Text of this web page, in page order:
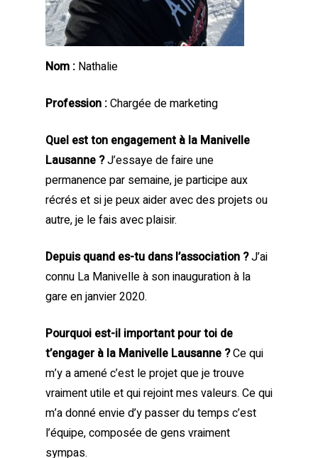
Nom : Nathalie
Profession :Chargée de marketing
Quel est ton engagement à la Manivelle
Lausanne ?J’essaye de faire une
permanence par semaine, je participe aux
récrés et si je peux aider avec des projets ou
autre, je le fais avec plaisir.
Depuis quand es-tu dans l’association ?J’ai
connu La Manivelle à son inauguration à la
gare en janvier 2020.
Pourquoi est-il important pour toi de
t’engager à la Manivelle Lausanne ?Ce qui
m’y a amené c’est le projet que je trouve
vraiment utile et qui rejoint mes valeurs. Ce qui
m’a donné envie d’y passer du temps c’est
l’équipe, composée de gens vraiment
sympas.